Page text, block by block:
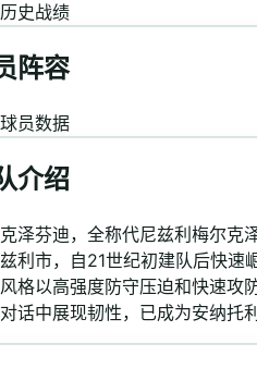
史战绩
阵容
员数据
介绍
泽芬迪，全称代尼兹利梅尔克
利市，自21世纪初建队后快速
格以高强度防守压迫和快速攻
话中展现韧性，已成为安纳托